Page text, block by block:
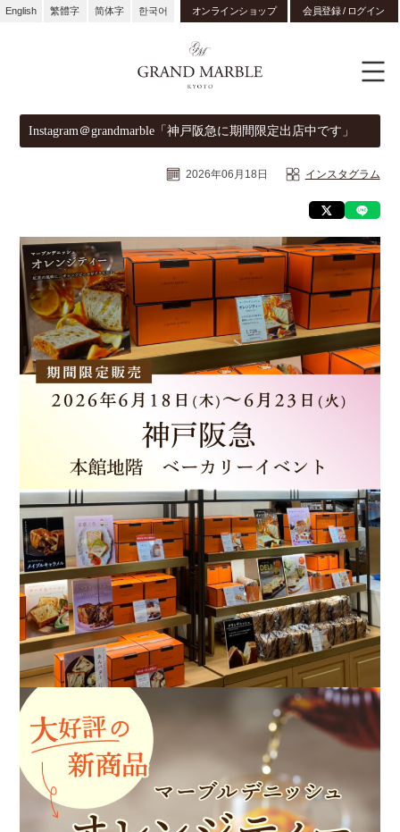
English 繁體字 简体字 한국어 オンラインショップ 会員登録 / ログイン
Instagram＠grandmarble「神戸阪急に期間限定出店中です」
2026年06月18日 インスタグラム